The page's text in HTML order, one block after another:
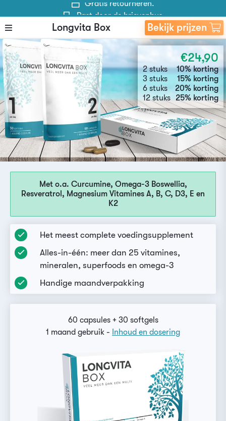
Past door de brievenbus.
Achteraf betalen mag
Waardering 9.5
Gratis verzending.
Gratis retourneren.
Longvita Box Bekijk prijzen
€24,90
2 stuks
10% korting
3 stuks
15% korting
6 stuks
20% korting
12 stuks 25% korting
Met o.a. Curcumine, Omega-3 Boswellia,
Resveratrol, Magnesium Vitamines A, B, C, D3, E en
K2
Het meest complete voedingsupplement
Alles-in-één: meer dan 25 vitamines,
mineralen, superfoods en omega-3
Handige maandverpakking
60 capsules + 30 softgels
1 maand gebruik - Inhoud en dosering